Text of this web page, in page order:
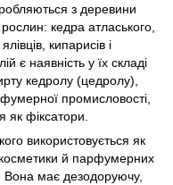
з деревини
кедра атласького,
кипарисів і
є наявність у їх складі
кедролу (цедролу),
промисловості,
як фіксатори.
використовується як
косметики й парфумерних
Вона має дезодоруючу,